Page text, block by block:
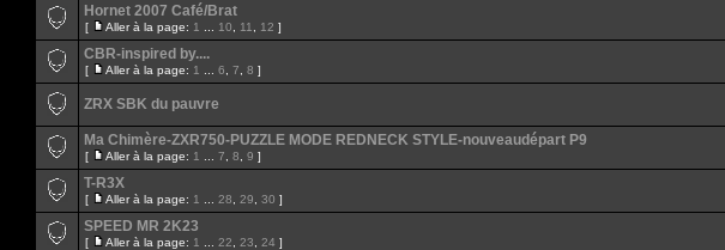
Hornet 2007 Café/Brat
[ Aller à la page: 1 10 11 12 ]
CBR-inspired by....
[ Aller à la page: 1 6 7 8 ]
ZRX SBK du pauvre
Ma Chimère-ZXR750-PUZZLE MODE REDNECK STYLE-nouveaudépart P9
[ Aller à la page: 1 7 8 9 ]
T-R3X
[ Aller à la page: 1 28 29 30 ]
SPEED MR 2K23
[ Aller à la page: 1 22 23 24 ]